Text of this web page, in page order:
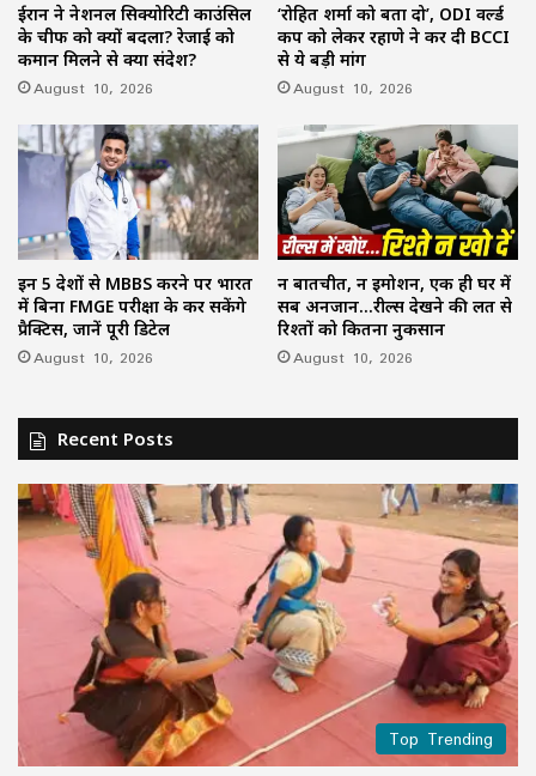
ईरान ने नेशनल सिक्योरिटी काउंसिल
के चीफ को क्यों बदला? रेजाई को
कमान मिलने से क्या संदेश?
August 10, 2026
‘रोहित शर्मा को बता दो’, ODI वर्ल्ड
कप को लेकर रहाणे ने कर दी BCCI
से ये बड़ी मांग
August 10, 2026
इन 5 देशों से MBBS करने पर भारत
में बिना FMGE परीक्षा के कर सकेंगे
प्रैक्टिस, जानें पूरी डिटेल
August 10, 2026
न बातचीत, न इमोशन, एक ही घर में
सब अनजान…रील्स देखने की लत से
रिश्तों को कितना नुकसान
August 10, 2026
Recent Posts
Top Trending